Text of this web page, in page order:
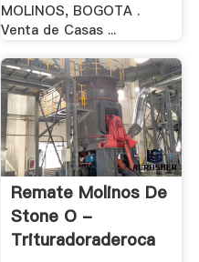
MOLINOS, BOGOTA .
Venta de Casas ...
Remate Molinos De
Stone O -
Trituradoraderoca